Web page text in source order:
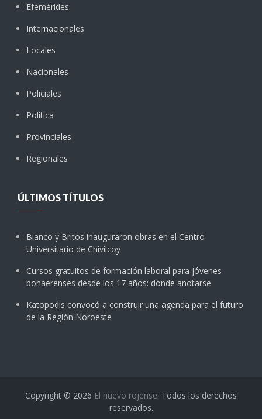
Efemérides
Internacionales
Locales
Nacionales
Policiales
Política
Provinciales
Regionales
ÚLTIMOS TÍTULOS
Bianco y Britos inauguraron obras en el Centro
Universitario de Chivilcoy
Cursos gratuitos de formación laboral para jóvenes
bonaerenses desde los 17 años: dónde anotarse
Katopodis convocó a construir una agenda para el futuro
de la Región Noroeste
Copyright © 2026 El nuevo rojense. Todos los derechos
reservados.